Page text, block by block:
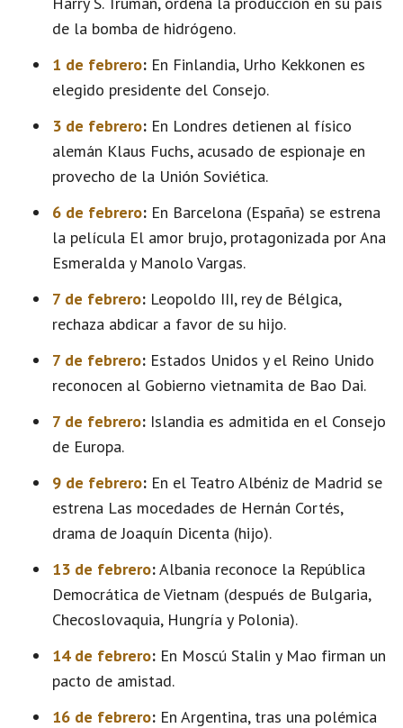
de la bomba de hidrógeno.
1 de febrero: En Finlandia, Urho Kekkonen es
elegido presidente del Consejo.
3 de febrero: En Londres detienen al físico
alemán Klaus Fuchs, acusado de espionaje en
provecho de la Unión Soviética.
6 de febrero: En Barcelona (España) se estrena
la película El amor brujo, protagonizada por Ana
Esmeralda y Manolo Vargas.
7 de febrero: Leopoldo III, rey de Bélgica,
rechaza abdicar a favor de su hijo.
7 de febrero: Estados Unidos y el Reino Unido
reconocen al Gobierno vietnamita de Bao Dai.
7 de febrero: Islandia es admitida en el Consejo
de Europa.
9 de febrero: En el Teatro Albéniz de Madrid se
estrena Las mocedades de Hernán Cortés,
drama de Joaquín Dicenta (hijo).
13 de febrero:Albania reconoce la República
Democrática de Vietnam (después de Bulgaria,
Checoslovaquia, Hungría y Polonia).
14 de febrero: En Moscú Stalin y Mao firman un
pacto de amistad.
16 de febrero: En Argentina, tras una polémica